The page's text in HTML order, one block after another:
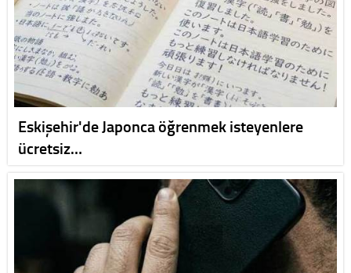
Eskişehir'de Japonca öğrenmek isteyenlere
ücretsiz…